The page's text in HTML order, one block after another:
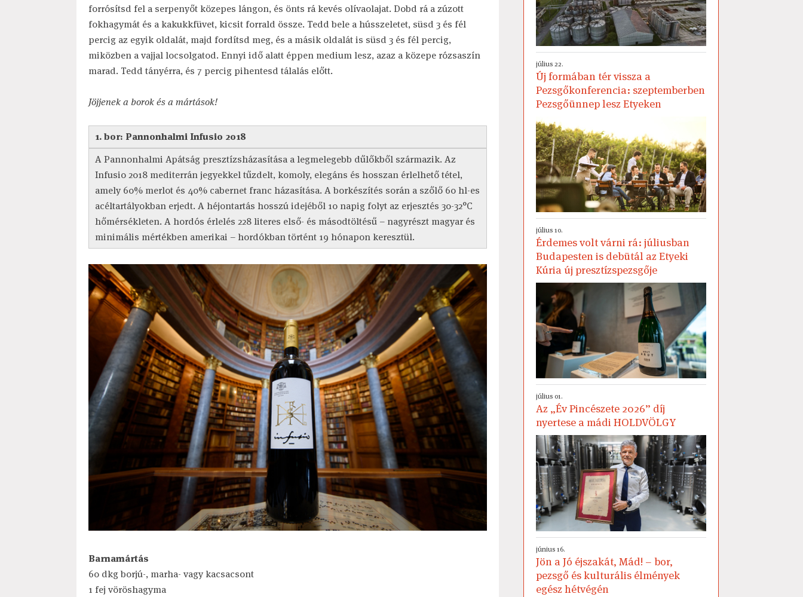
forrósítsd fel a serpenyőt közepes lángon, és önts rá kevés olívaolajat. Dobd rá a zúzott
fokhagymát és a kakukkfüvet, kicsit forrald össze. Tedd bele a hússzeletet, süsd 3 és fél
percig az egyik oldalát, majd fordítsd meg, és a másik oldalát is süsd 3 és fél percig,
miközben a vajjal locsolgatod. Ennyi idő alatt éppen medium lesz, azaz a közepe rózsaszín
marad. Tedd tányérra, és 7 percig pihentesd tálalás előtt.
Jöjjenek a borok és a mártások!
1. bor: Pannonhalmi Infusio 2018
A Pannonhalmi Apátság presztízsházasítása a legmelegebb dűlőkből származik. Az
Infusio 2018 mediterrán jegyekkel tűzdelt, komoly, elegáns és hosszan érlelhető tétel,
amely 60% merlot és 40% cabernet franc házasítása. A borkészítés során a szőlő 60 hl-es
acéltartályokban erjedt. A héjontartás hosszú idejéből 10 napig folyt az erjesztés 30-32°C
hőmérsékleten. A hordós érlelés 228 literes első- és másodtöltésű – nagyrészt magyar és
minimális mértékben amerikai – hordókban történt 19 hónapon keresztül.
Barnamártás
60 dkg borjú-, marha- vagy kacsacsont
1 fej vöröshagyma
július 22.
Új formában tér vissza a
Pezsgőkonferencia: szeptemberben
Pezsgőünnep lesz Etyeken
július 10.
Érdemes volt várni rá: júliusban
Budapesten is debütál az Etyeki
Kúria új presztízspezsgője
július 01.
Az „Év Pincészete 2026” díj
nyertese a mádi HOLDVÖLGY
június 16.
Jön a Jó éjszakát, Mád! – bor,
pezsgő és kulturális élmények
egész hétvégén